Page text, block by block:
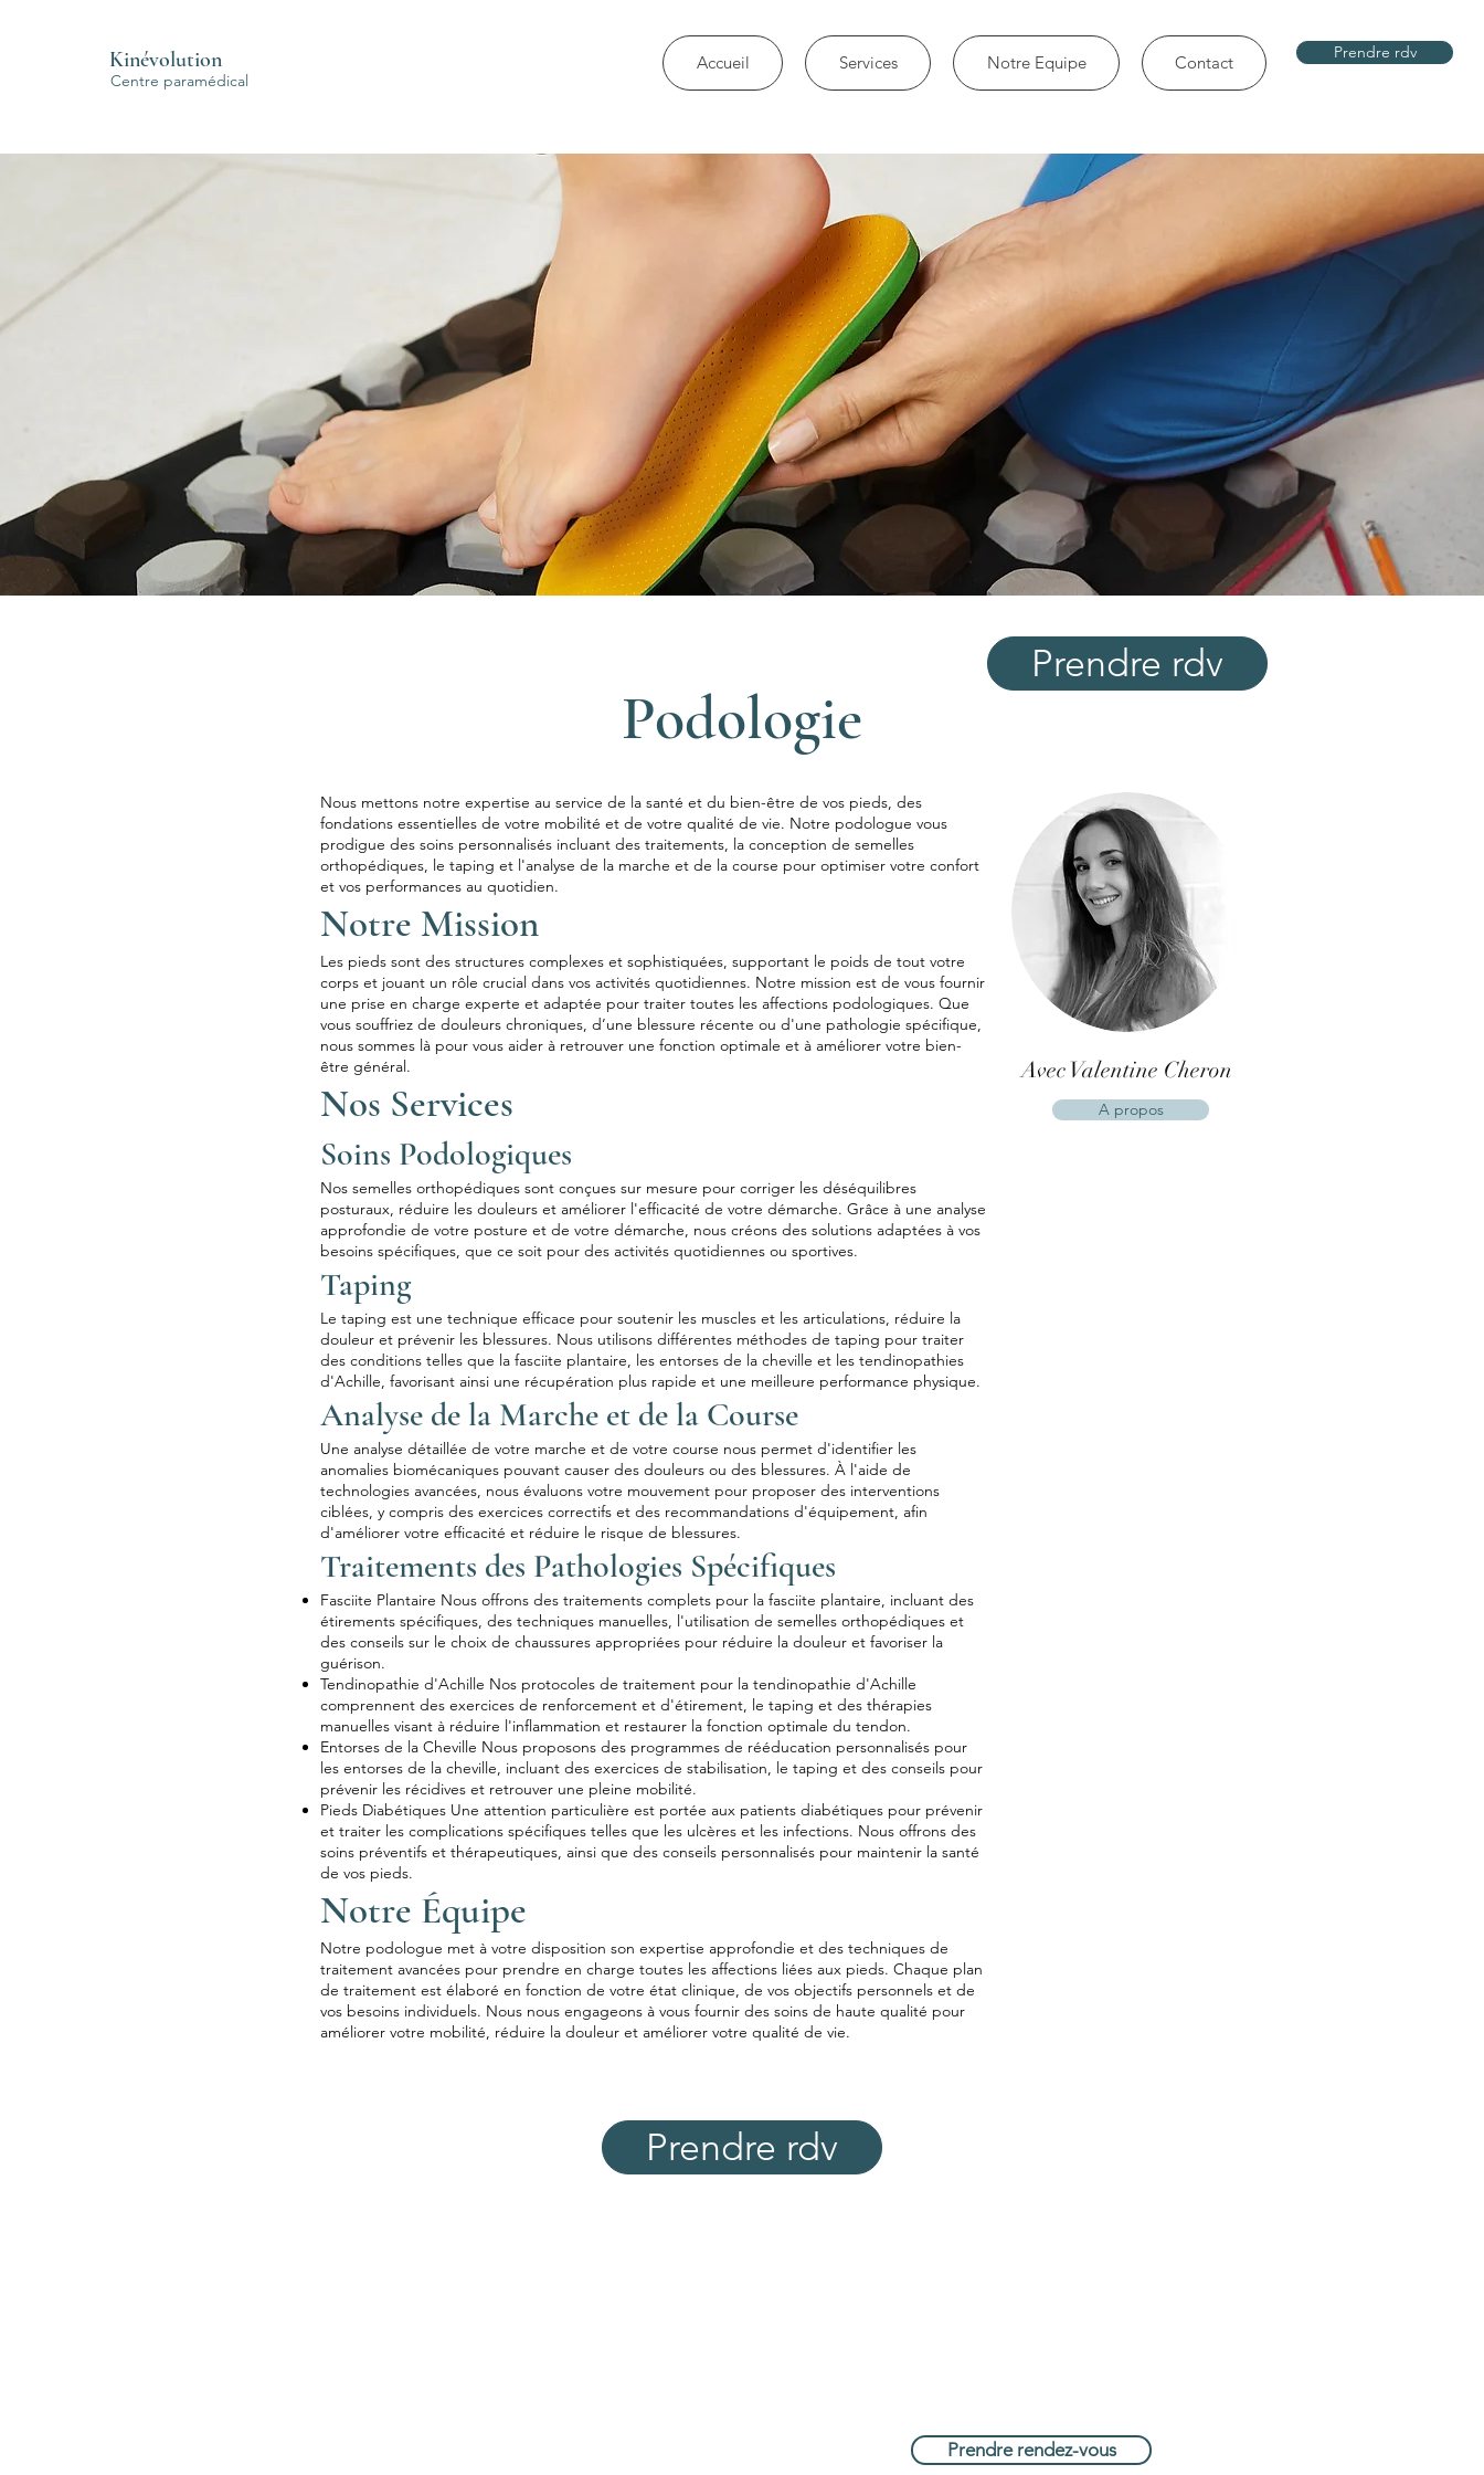
Kinévolution
Centre paramédical
Accueil Services Notre Equipe Contact Prendre rdv
Podologie
Prendre rdv
Nous mettons notre expertise au service de la santé et du bien-être de vos pieds, des
fondations essentielles de votre mobilité et de votre qualité de vie. Notre podologue vous
prodigue des soins personnalisés incluant des traitements, la conception de semelles
orthopédiques, le taping et l'analyse de la marche et de la course pour optimiser votre confort
et vos performances au quotidien.
Notre Mission
Les pieds sont des structures complexes et sophistiquées, supportant le poids de tout votre
corps et jouant un rôle crucial dans vos activités quotidiennes. Notre mission est de vous fournir
une prise en charge experte et adaptée pour traiter toutes les affections podologiques. Que
vous souffriez de douleurs chroniques, d’une blessure récente ou d'une pathologie spécifique,
nous sommes là pour vous aider à retrouver une fonction optimale et à améliorer votre bien-
être général.
Nos Services
Soins Podologiques
Nos semelles orthopédiques sont conçues sur mesure pour corriger les déséquilibres
posturaux, réduire les douleurs et améliorer l'efficacité de votre démarche. Grâce à une analyse
approfondie de votre posture et de votre démarche, nous créons des solutions adaptées à vos
besoins spécifiques, que ce soit pour des activités quotidiennes ou sportives.
Taping
Le taping est une technique efficace pour soutenir les muscles et les articulations, réduire la
douleur et prévenir les blessures. Nous utilisons différentes méthodes de taping pour traiter
des conditions telles que la fasciite plantaire, les entorses de la cheville et les tendinopathies
d'Achille, favorisant ainsi une récupération plus rapide et une meilleure performance physique.
Analyse de la Marche et de la Course
Une analyse détaillée de votre marche et de votre course nous permet d'identifier les
anomalies biomécaniques pouvant causer des douleurs ou des blessures. À l'aide de
technologies avancées, nous évaluons votre mouvement pour proposer des interventions
ciblées, y compris des exercices correctifs et des recommandations d'équipement, afin
d'améliorer votre efficacité et réduire le risque de blessures.
Traitements des Pathologies Spécifiques
Fasciite Plantaire Nous offrons des traitements complets pour la fasciite plantaire, incluant des
étirements spécifiques, des techniques manuelles, l'utilisation de semelles orthopédiques et
des conseils sur le choix de chaussures appropriées pour réduire la douleur et favoriser la
guérison.
Tendinopathie d'Achille Nos protocoles de traitement pour la tendinopathie d'Achille
comprennent des exercices de renforcement et d'étirement, le taping et des thérapies
manuelles visant à réduire l'inflammation et restaurer la fonction optimale du tendon.
Entorses de la Cheville Nous proposons des programmes de rééducation personnalisés pour
les entorses de la cheville, incluant des exercices de stabilisation, le taping et des conseils pour
prévenir les récidives et retrouver une pleine mobilité.
Pieds Diabétiques Une attention particulière est portée aux patients diabétiques pour prévenir
et traiter les complications spécifiques telles que les ulcères et les infections. Nous offrons des
soins préventifs et thérapeutiques, ainsi que des conseils personnalisés pour maintenir la santé
de vos pieds.
Notre Équipe
Notre podologue met à votre disposition son expertise approfondie et des techniques de
traitement avancées pour prendre en charge toutes les affections liées aux pieds. Chaque plan
de traitement est élaboré en fonction de votre état clinique, de vos objectifs personnels et de
vos besoins individuels. Nous nous engageons à vous fournir des soins de haute qualité pour
améliorer votre mobilité, réduire la douleur et améliorer votre qualité de vie.
Avec Valentine Cheron
A propos
Prendre rdv
Prendre rendez-vous